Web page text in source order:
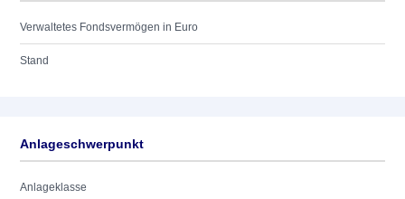
Verwaltetes Fondsvermögen in Euro
Stand
Anlageschwerpunkt
Anlageklasse